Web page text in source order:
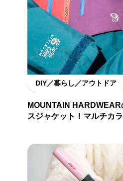
DIY／暮らし／アウトドア
MOUNTAIN
スジャケット！マルチカ